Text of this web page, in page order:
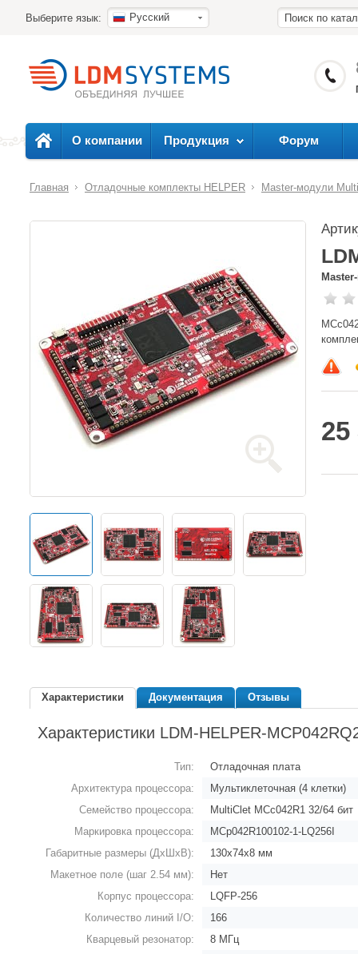
Выберите язык: Русский
О компании Продукция Форум
Главная Отладочные комплекты HELPER Master-модули
Характеристики Документация Отзывы
Характеристики LDM-HELPER-
Тип:
Отладочная плата
Архитектура процессора:
Мультиклеточная (4 клетки)
Семейство процессора:
MultiClet MCc042R1 32/64 бит
Маркировка процессора:
MCp042R100102-1-LQ256I
Габаритные размеры (ДхШхВ):
130х74х8 мм
Макетное поле (шаг 2.54 мм):
Нет
Корпус процессора:
LQFP-256
Количество линий I/O:
166
Кварцевый резонатор:
8 МГц